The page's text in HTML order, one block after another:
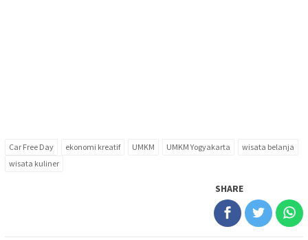
Car Free Day ekonomi kreatif UMKM UMKM Yogyakarta
wisata belanja
wisata kuliner
SHARE